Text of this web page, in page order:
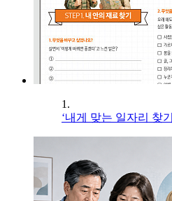
1.
‘내게 맞는 일자리 찾